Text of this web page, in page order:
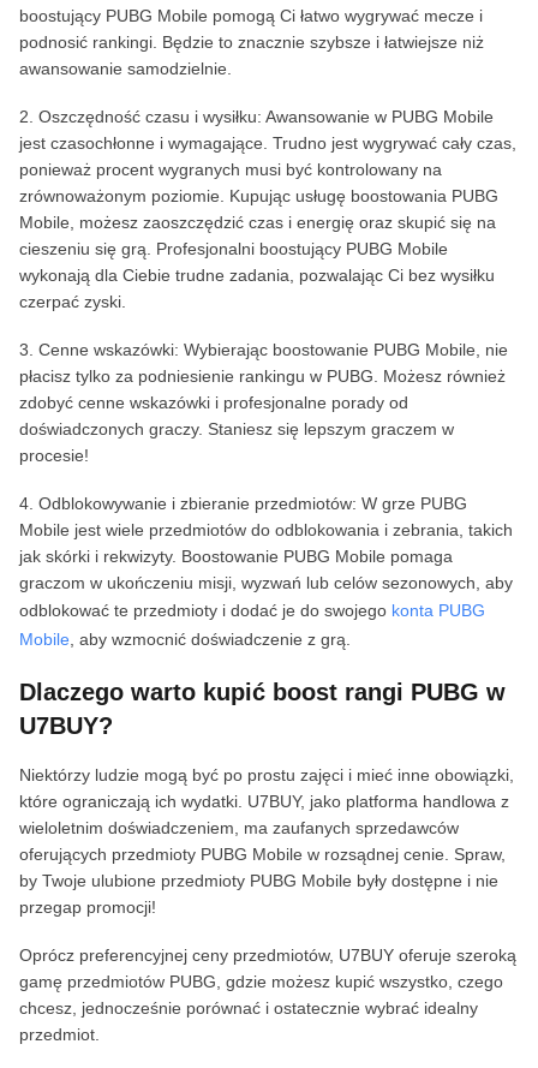
boostujący PUBG Mobile pomogą Ci łatwo wygrywać mecze i
podnosić rankingi. Będzie to znacznie szybsze i łatwiejsze niż
awansowanie samodzielnie.
2. Oszczędność czasu i wysiłku: Awansowanie w PUBG Mobile
jest czasochłonne i wymagające. Trudno jest wygrywać cały czas,
ponieważ procent wygranych musi być kontrolowany na
zrównoważonym poziomie. Kupując usługę boostowania PUBG
Mobile, możesz zaoszczędzić czas i energię oraz skupić się na
cieszeniu się grą. Profesjonalni boostujący PUBG Mobile
wykonają dla Ciebie trudne zadania, pozwalając Ci bez wysiłku
czerpać zyski.
3. Cenne wskazówki: Wybierając boostowanie PUBG Mobile, nie
płacisz tylko za podniesienie rankingu w PUBG. Możesz również
zdobyć cenne wskazówki i profesjonalne porady od
doświadczonych graczy. Staniesz się lepszym graczem w
procesie!
4. Odblokowywanie i zbieranie przedmiotów: W grze PUBG
Mobile jest wiele przedmiotów do odblokowania i zebrania, takich
jak skórki i rekwizyty. Boostowanie PUBG Mobile pomaga
graczom w ukończeniu misji, wyzwań lub celów sezonowych, aby
odblokować te przedmioty i dodać je do swojego konta PUBG
Mobile, aby wzmocnić doświadczenie z grą.
Dlaczego warto kupić boost rangi PUBG w
U7BUY?
Niektórzy ludzie mogą być po prostu zajęci i mieć inne obowiązki,
które ograniczają ich wydatki. U7BUY, jako platforma handlowa z
wieloletnim doświadczeniem, ma zaufanych sprzedawców
oferujących przedmioty PUBG Mobile w rozsądnej cenie. Spraw,
by Twoje ulubione przedmioty PUBG Mobile były dostępne i nie
przegap promocji!
Oprócz preferencyjnej ceny przedmiotów, U7BUY oferuje szeroką
gamę przedmiotów PUBG, gdzie możesz kupić wszystko, czego
chcesz, jednocześnie porównać i ostatecznie wybrać idealny
przedmiot.